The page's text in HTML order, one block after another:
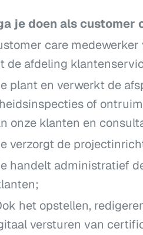
je doen als customer
care
de afdeling
en verwerkt de
of
onze klanten en
de
administratief
het opstellen,
versturen van